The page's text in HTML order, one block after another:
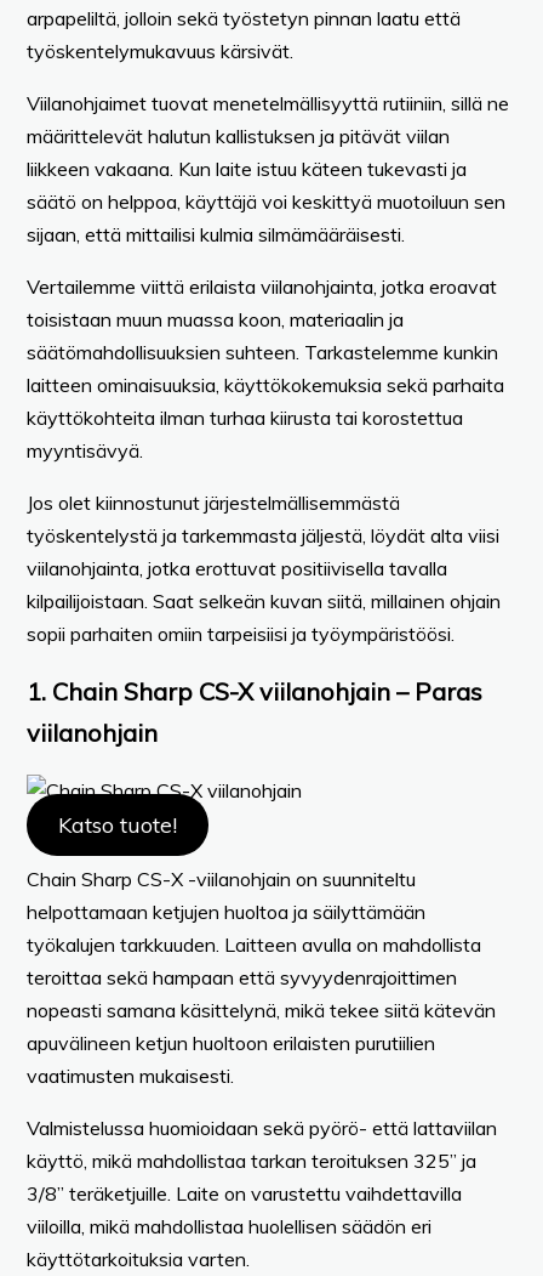
arpapeliltä, jolloin sekä työstetyn pinnan laatu että
työskentelymukavuus kärsivät.
Viilanohjaimet tuovat menetelmällisyyttä rutiiniin, sillä ne
määrittelevät halutun kallistuksen ja pitävät viilan
liikkeen vakaana. Kun laite istuu käteen tukevasti ja
säätö on helppoa, käyttäjä voi keskittyä muotoiluun sen
sijaan, että mittailisi kulmia silmämääräisesti.
Vertailemme viittä erilaista viilanohjainta, jotka eroavat
toisistaan muun muassa koon, materiaalin ja
säätömahdollisuuksien suhteen. Tarkastelemme kunkin
laitteen ominaisuuksia, käyttökokemuksia sekä parhaita
käyttökohteita ilman turhaa kiirusta tai korostettua
myyntisävyä.
Jos olet kiinnostunut järjestelmällisemmästä
työskentelystä ja tarkemmasta jäljestä, löydät alta viisi
viilanohjainta, jotka erottuvat positiivisella tavalla
kilpailijoistaan. Saat selkeän kuvan siitä, millainen ohjain
sopii parhaiten omiin tarpeisiisi ja työympäristöösi.
1. Chain Sharp CS-X viilanohjain – Paras
viilanohjain
Katso tuote!
Chain Sharp CS-X -viilanohjain on suunniteltu
helpottamaan ketjujen huoltoa ja säilyttämään
työkalujen tarkkuuden. Laitteen avulla on mahdollista
teroittaa sekä hampaan että syvyydenrajoittimen
nopeasti samana käsittelynä, mikä tekee siitä kätevän
apuvälineen ketjun huoltoon erilaisten purutiilien
vaatimusten mukaisesti.
Valmistelussa huomioidaan sekä pyörö- että lattaviilan
käyttö, mikä mahdollistaa tarkan teroituksen 325” ja
3/8” teräketjuille. Laite on varustettu vaihdettavilla
viiloilla, mikä mahdollistaa huolellisen säädön eri
käyttötarkoituksia varten.